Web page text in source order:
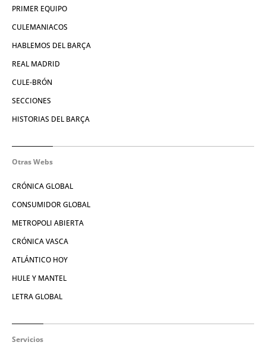
PRIMER EQUIPO
CULEMANIACOS
HABLEMOS DEL BARÇA
REAL MADRID
CULE-BRÓN
SECCIONES
HISTORIAS DEL BARÇA
Otras Webs
CRÓNICA GLOBAL
CONSUMIDOR GLOBAL
METROPOLI ABIERTA
CRÓNICA VASCA
ATLÁNTICO HOY
HULE Y MANTEL
LETRA GLOBAL
Servicios